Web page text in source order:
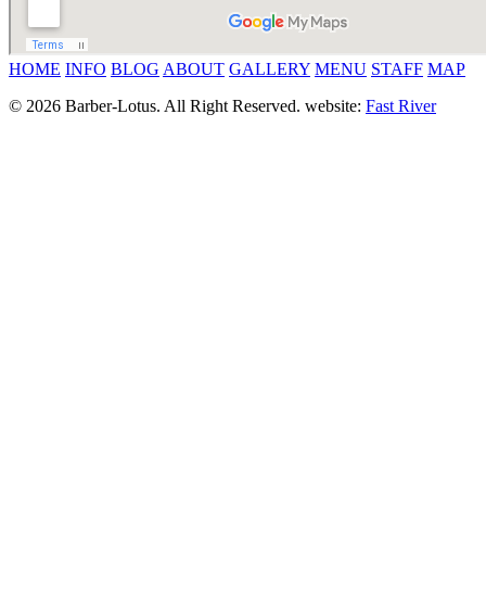
HOME INFO BLOG ABOUT GALLERY MENU STAFF MAP
© 2026 Barber-Lotus. All Right Reserved. website: Fast River